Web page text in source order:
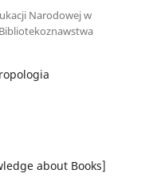
Narodowej w
about Books]